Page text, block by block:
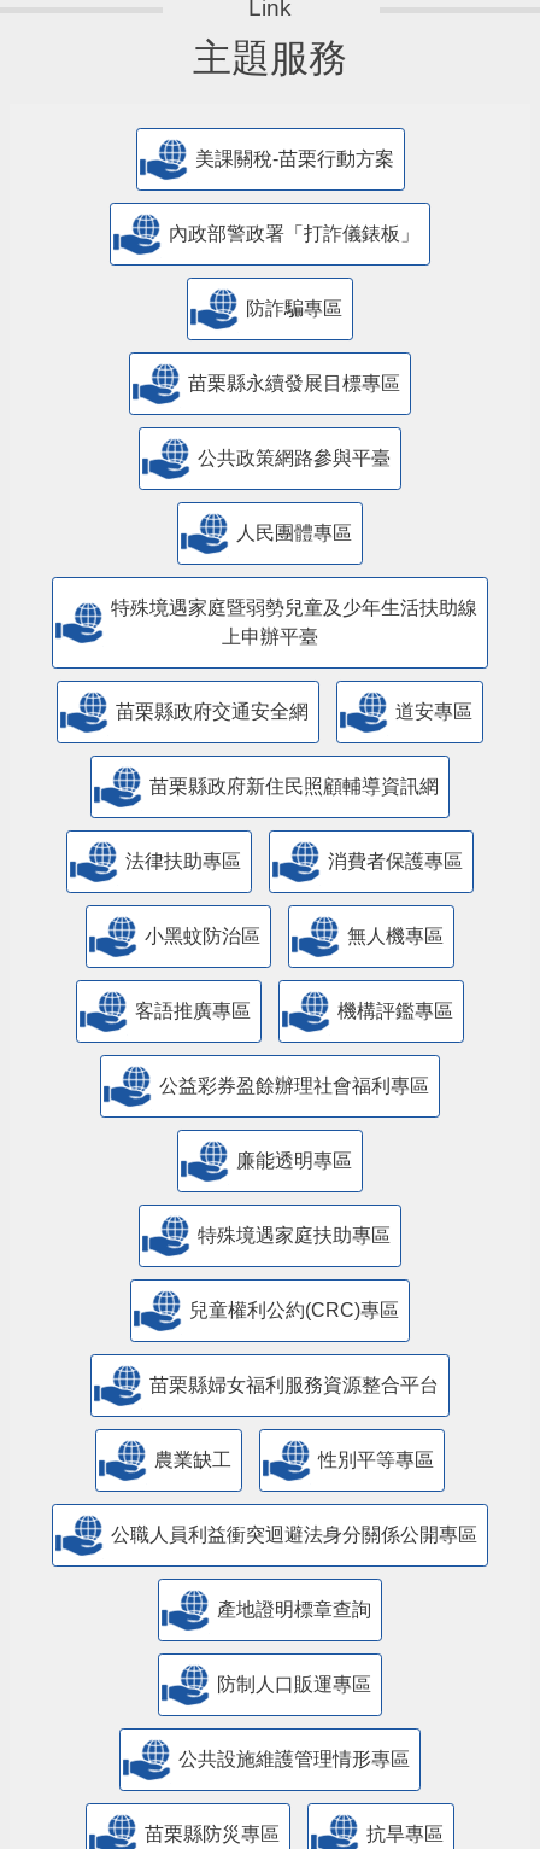
主題服務
美課關稅-苗栗行動方案
內政部警政署「打詐儀錶板」
防詐騙專區
苗栗縣永續發展目標專區
公共政策網路參與平臺
人民團體專區
特殊境遇家庭暨弱勢兒童及少年生活扶助線
上申辦平臺
苗栗縣政府交通安全網 道安專區
苗栗縣政府新住民照顧輔導資訊網
法律扶助專區 消費者保護專區
小黑蚊防治區 無人機專區
客語推廣專區 機構評鑑專區
公益彩券盈餘辦理社會福利專區
廉能透明專區
特殊境遇家庭扶助專區
兒童權利公約(CRC)專區
苗栗縣婦女福利服務資源整合平台
農業缺工 性別平等專區
公職人員利益衝突迴避法身分關係公開專區
產地證明標章查詢
防制人口販運專區
​公共設施維護管理情形專區
苗栗縣防災專區 抗旱專區